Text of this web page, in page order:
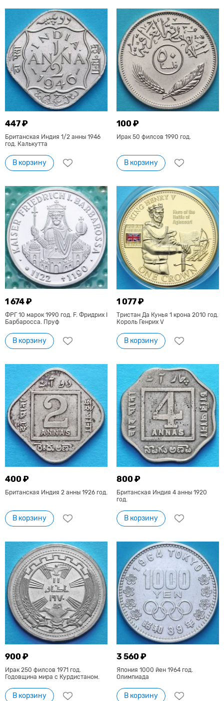
447 ₽
Британская Индия 1/2 анны 1946
год. Калькутта
В корзину
100 ₽
Ирак 50 филсов 1990 год.
В корзину
1 674 ₽
ФРГ 10 марок 1990 год. F. Фридрих I
Барбаросса. Пруф
В корзину
1 077 ₽
Тристан Да Кунья 1 крона 2010 год.
Король Генрих V
В корзину
400 ₽
Британская Индия 2 анны 1926 год.
В корзину
800 ₽
Британская Индия 4 анны 1920
год.
В корзину
900 ₽
Ирак 250 филсов 1971 год.
Годовщина мира с Курдистаном.
В корзину
3 560 ₽
Япония 1000 йен 1964 год.
Олимпиада
В корзину